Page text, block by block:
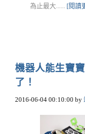
為止最大...... [閱讀
機器人能生寶
了！
2016-06-04 00:10:00 by